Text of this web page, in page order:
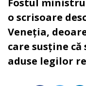
o scrisoare
Veneția,
care susține
aduse legilor